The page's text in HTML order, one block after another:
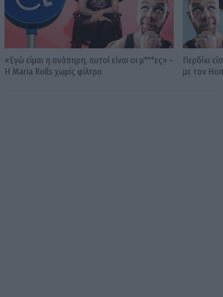
«Εγώ είμαι η ανάπηρη, αυτοί είναι οι μ***ες» –
Η Maria Rolls χωρίς φίλτρο
Περδίκι
με τον